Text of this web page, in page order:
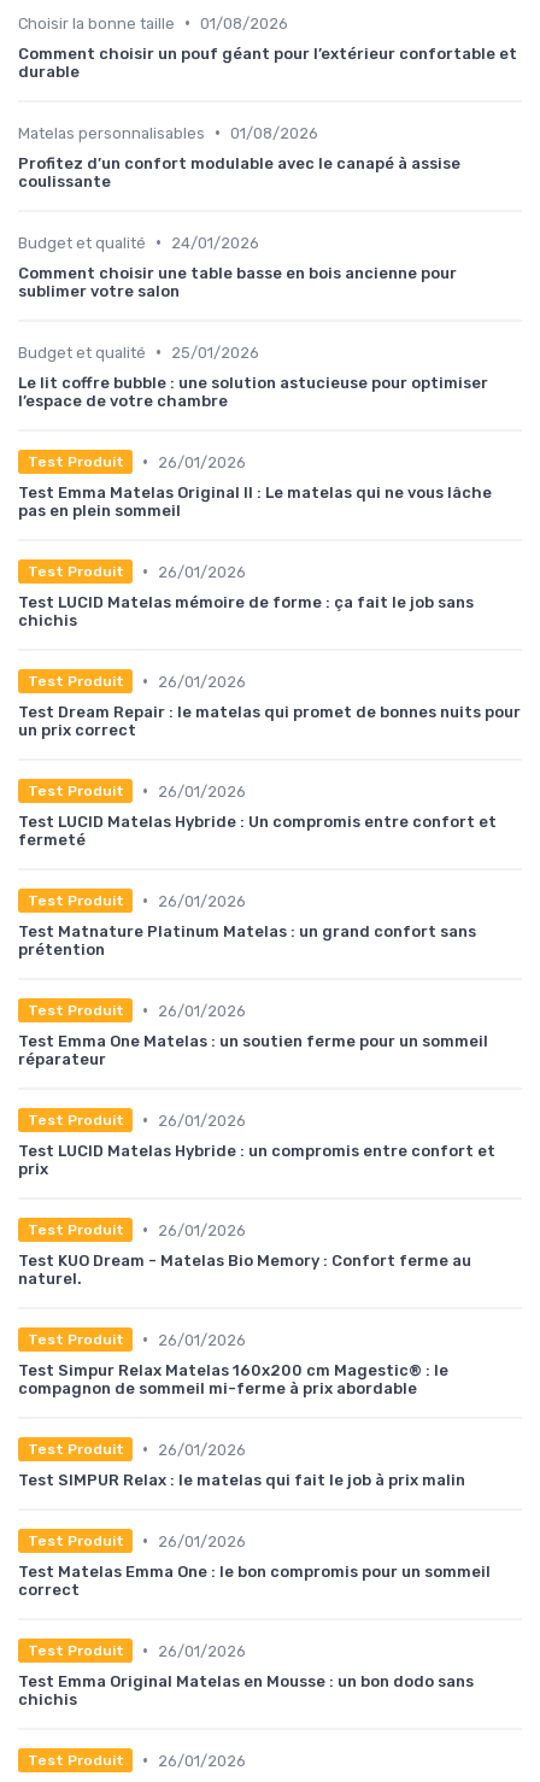
Choisir la bonne taille • 01/08/2026
Comment choisir un pouf géant pour l’extérieur confortable et
durable
Matelas personnalisables • 01/08/2026
Profitez d’un confort modulable avec le canapé à assise
coulissante
Budget et qualité •
24/01/2026
Comment choisir une table basse en bois ancienne pour
sublimer votre salon
Budget et qualité •
25/01/2026
Le lit coffre bubble : une solution astucieuse pour optimiser
l’espace de votre chambre
Test Produit •
26/01/2026
Test Emma Matelas Original II : Le matelas qui ne vous lâche
pas en plein sommeil
Test Produit •
26/01/2026
Test LUCID Matelas mémoire de forme : ça fait le job sans
chichis
Test Produit •
26/01/2026
Test Dream Repair : le matelas qui promet de bonnes nuits pour
un prix correct
Test Produit •
26/01/2026
Test LUCID Matelas Hybride : Un compromis entre confort et
fermeté
Test Produit •
26/01/2026
Test Matnature Platinum Matelas : un grand confort sans
prétention
Test Produit •
26/01/2026
Test Emma One Matelas : un soutien ferme pour un sommeil
réparateur
Test Produit •
26/01/2026
Test LUCID Matelas Hybride : un compromis entre confort et
prix
Test Produit •
26/01/2026
Test KUO Dream - Matelas Bio Memory : Confort ferme au
naturel.
Test Produit •
26/01/2026
Test Simpur Relax Matelas 160x200 cm Magestic® : le
compagnon de sommeil mi-ferme à prix abordable
Test Produit •
26/01/2026
Test SIMPUR Relax : le matelas qui fait le job à prix malin
Test Produit •
26/01/2026
Test Matelas Emma One : le bon compromis pour un sommeil
correct
Test Produit •
26/01/2026
Test Emma Original Matelas en Mousse : un bon dodo sans
chichis
Test Produit •
26/01/2026